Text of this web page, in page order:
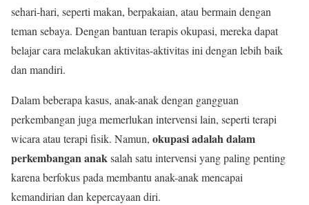
sehari-hari, seperti makan, berpakaian, atau bermain dengan
teman sebaya. Dengan bantuan terapis okupasi, mereka dapat
belajar cara melakukan aktivitas-aktivitas ini dengan lebih baik
dan mandiri.
Dalam beberapa kasus, anak-anak dengan gangguan
perkembangan juga memerlukan intervensi lain, seperti terapi
wicara atau terapi fisik. Namun, okupasi adalah dalam
perkembangan anaksalah satu intervensi yang paling penting
karena berfokus pada membantu anak-anak mencapai
kemandirian dan kepercayaan diri.